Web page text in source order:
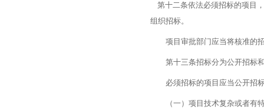
第十二条依法必须招标的项目
组织招标。
项目审批部门应当将核准的招
第十三条招标分为公开招标
必须招标的项目应当公开招标
（一）项目技术复杂或者有特